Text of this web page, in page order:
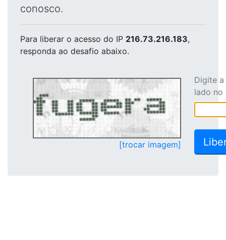
conosco.
Para liberar o acesso do IP 216.73.216.183,
responda ao desafio abaixo.
[trocar imagem]
Digite
lado no